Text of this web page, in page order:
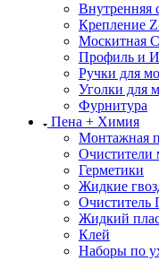
Внутренняя
Крепление
Москитная
Профиль и
Ручки для
Уголки для
Фурнитура
Пена + Химия
Монтажная
Очистители
Герметики
Жидкие
Жидкий
Клей
Наборы по